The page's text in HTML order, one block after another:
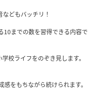
どもバッチリ！
10までの数を習得できる内容で
校ライフをのぞき見します。
をもちながら続けられます。